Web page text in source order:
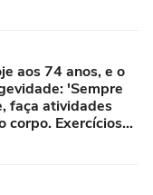
aos 74 anos, e o
'Sempre
faça atividades
corpo. Exercícios